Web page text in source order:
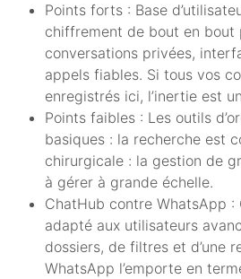
Points forts : Base
chiffrement de bout en bout
conversations privées,
appels fiables. Si tous vos
enregistrés ici, l’inertie est
Points faibles : Les outils
basiques : la recherche est
chirurgicale : la gestion de
à gérer à grande échelle.
ChatHub contre WhatsApp
adapté aux utilisateurs
dossiers, de filtres et d’une
WhatsApp l’emporte en